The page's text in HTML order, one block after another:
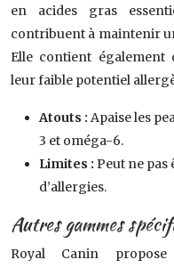
en acides gras
contribuent à maintenir
Elle contient également
leur faible potentiel
Atouts : Apaise les
3 et oméga-6.
Limites : Peut ne pas
d’allergies.
Autres gammes
Royal Canin propose